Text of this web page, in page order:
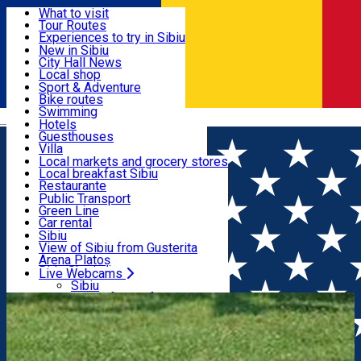
Română
Useful info
Activities & Adventure
Accommodation
Food, Drinks & Nightlife
Transport & Parking
Live Webcams
What to visit
Tour Routes
Experiences to try in Sibiu
Podcast
Culture
Museums
Churches
Parks, Zoo
County of Sibiu
New in Sibiu
City Hall News
Local shop
Sibiu artisans
Sibiul Verde
Public services
Education
How do I get to Sibiu
Tourist Info
Tour Guides
Guided tours
Publicații locale
Beauty salons
Sport & Adventure
Bike routes
Swimming
Riding
Indoor activities
Loc de joacă indoor
Loc de joacă outdoor
Ski
Ice skating
Yoga
Hotels
Guesthouses
Villa
Hostels
Motel
Camping
Renting rooms
Rooms for rent
Accommodation outside Sibiu
Local markets and grocery stores
Local breakfast Sibiu
Restaurante
Pizza
Fast Food
Coffee
Sweets
Pub, Bar
Night clubs
Bakeries
Public Transport
Green Line
Car rental
Rent a bike
Scooter rentals
Taxi
Ride Sharing
Parking tickets
Parking places
Electric vehicle charging points
Sibiu
View of Sibiu from Gusterita
Arena Platoș
Live Webcams
Sibiu
View of Sibiu from Gusterita
Arena Platoș
Home Guesthouse Greenhouse **